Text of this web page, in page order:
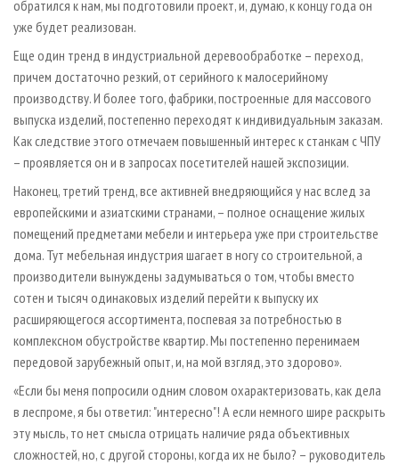
обратился к нам, мы подготовили проект, и, думаю, к концу года он
уже будет реализован.
Еще один тренд в индустриальной деревообработке – переход,
причем достаточно резкий, от серийного к малосерийному
производству. И более того, фабрики, построенные для массового
выпуска изделий, постепенно переходят к индивидуальным заказам.
Как следствие этого отмечаем повышенный интерес к станкам с ЧПУ
– проявляется он и в запросах посетителей нашей экспозиции.
Наконец, третий тренд, все активней внедряющийся у нас вслед за
европейскими и азиатскими странами, – полное оснащение жилых
помещений предметами мебели и интерьера уже при строительстве
дома. Тут мебельная индустрия шагает в ногу со строительной, а
производители вынуждены задумываться о том, чтобы вместо
сотен и тысяч одинаковых изделий перейти к выпуску их
расширяющегося ассортимента, поспевая за потребностью в
комплексном обустройстве квартир. Мы постепенно перенимаем
передовой зарубежный опыт, и, на мой взгляд, это здорово».
«Если бы меня попросили одним словом охарактеризовать, как дела
в леспроме, я бы ответил: "интересно"! А если немного шире раскрыть
эту мысль, то нет смысла отрицать наличие ряда объективных
сложностей, но, с другой стороны, когда их не было? – руководитель